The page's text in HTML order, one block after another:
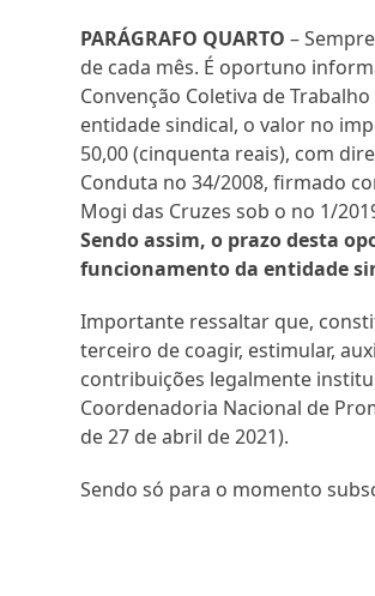
PARÁGRAFO QUARTO –
de cada mês. É oportuno
Convenção Coletiva de
entidade sindical, o valor no
50,00 (cinquenta reais), com
Conduta no 34/2008, firmado
Mogi das Cruzes sob o no 1/
Sendo assim, o prazo desta
funcionamento da entidade
Importante ressaltar que,
terceiro de coagir, estimular,
contribuições legalmente
Coordenadoria Nacional de
de 27 de abril de 2021).
Sendo só para o momento